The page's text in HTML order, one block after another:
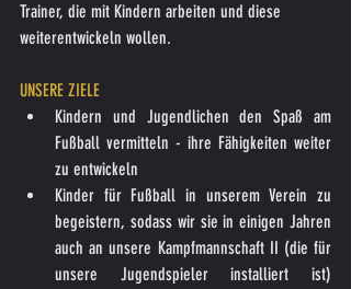
Trainer, die mit Kindern arbeiten und diese
weiterentwickeln wollen.
UNSERE ZIELE
Kindern und Jugendlichen den Spaß am
Fußball vermitteln - ihre Fähigkeiten weiter
zu entwickeln
Kinder für Fußball in unserem Verein zu
begeistern, sodass wir sie in einigen Jahren
auch an unsere Kampfmannschaft II (die für
unsere Jugendspieler installiert ist)